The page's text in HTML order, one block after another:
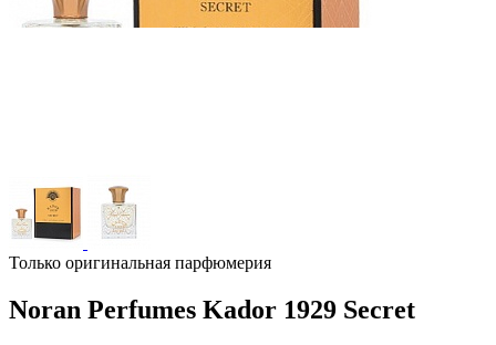
Только оригинальная парфюмерия
Noran Perfumes Kador 1929 Secret